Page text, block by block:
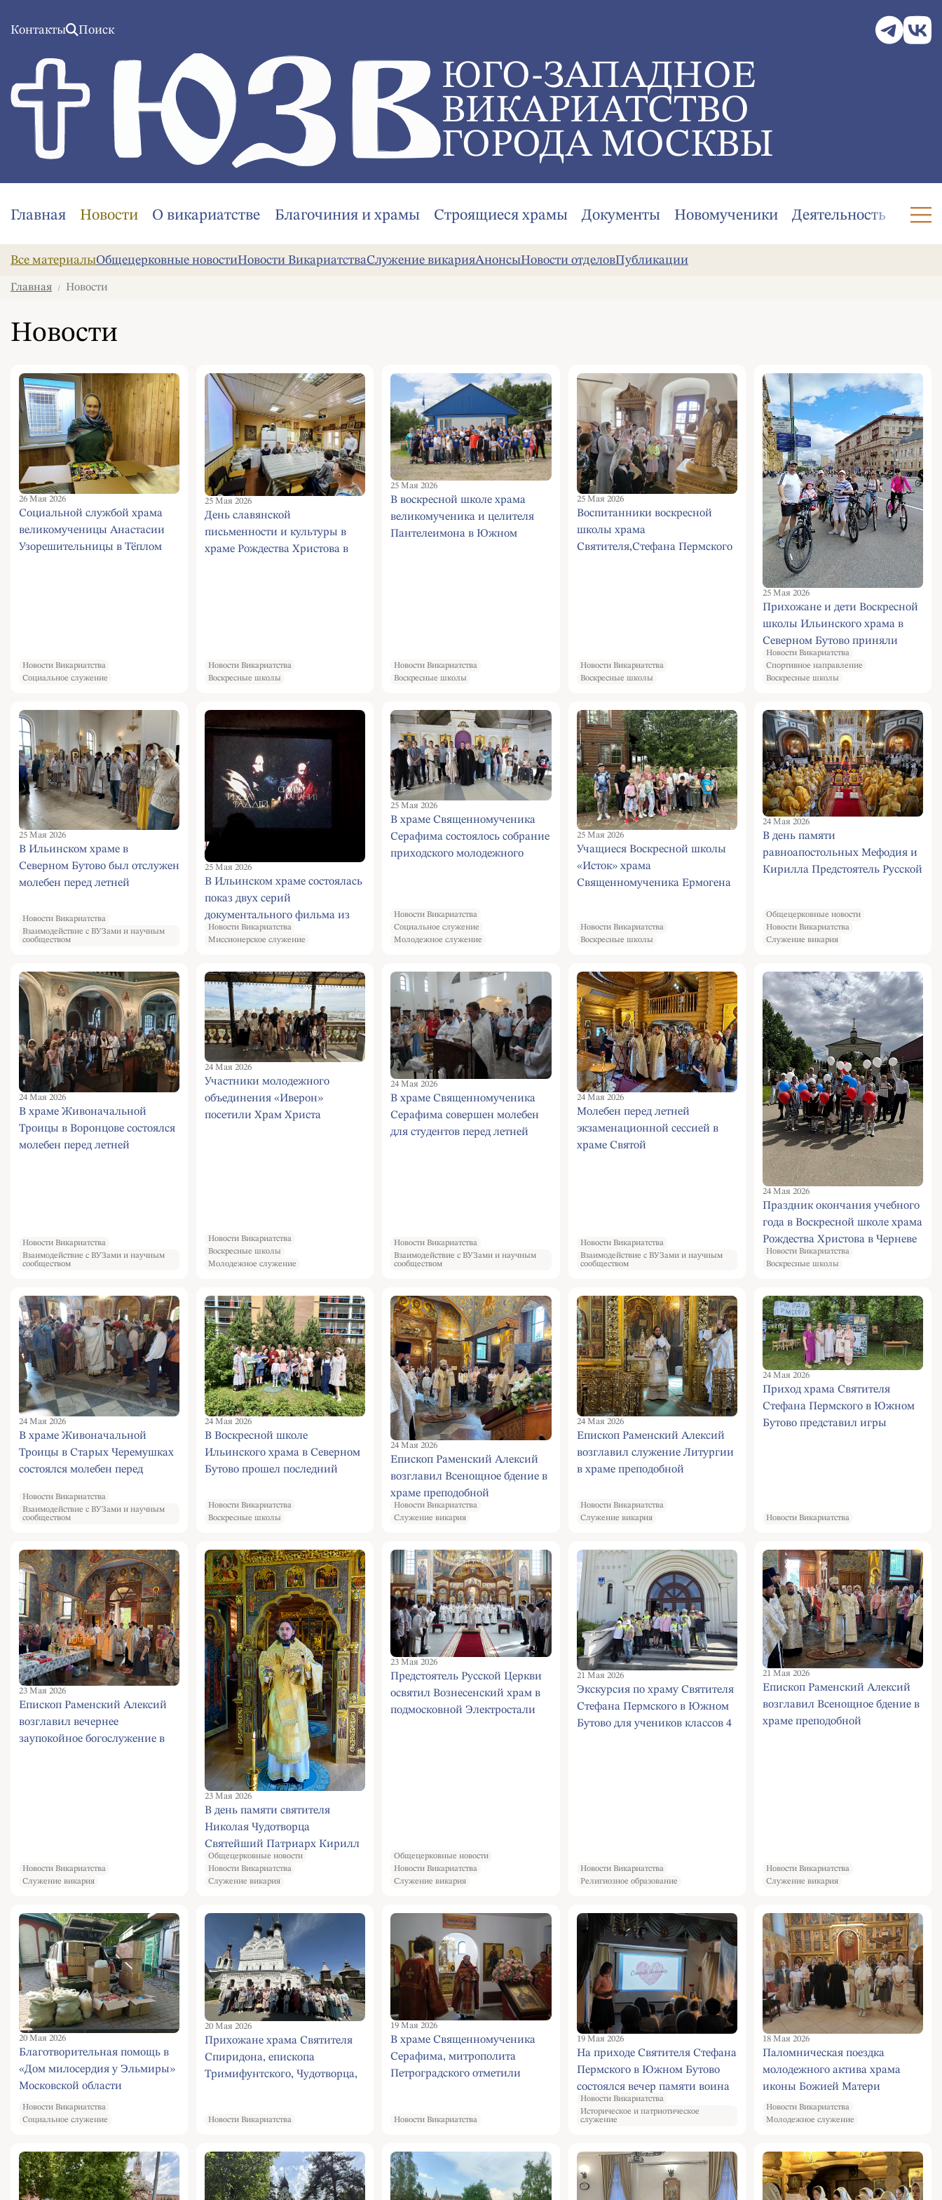
Контакты Поиск
ЮГО-ЗАПАДНОЕ
ВИКАРИАТСТВО
ГОРОДА МОСКВЫ
Главная Новости О викариатстве Благочиния и храмы Строящиеся храмы Документы Новомученики Деятельность
Все материалыОбщецерковные новостиНовости ВикариатстваСлужение викарияАнонсыНовости отделовПубликации
Главная / Новости
Новости
26 Мая 2026
Социальной службой храма
великомученицы Анастасии
Узорешительницы в Тёплом
Новости Викариатства
Социальное служение
25 Мая 2026
День славянской
письменности и культуры в
храме Рождества Христова в
Новости Викариатства
Воскресные школы
25 Мая 2026
В воскресной школе храма
великомученика и целителя
Пантелеимона в Южном
Новости Викариатства
Воскресные школы
25 Мая 2026
Воспитанники воскресной
школы храма
Святителя,Стефана Пермского
Новости Викариатства
Воскресные школы
25 Мая 2026
Прихожане и дети Воскресной
школы Ильинского храма в
Северном Бутово приняли
участие в Весеннем
Велофестивале.
Новости Викариатства
Спортивное направление
Воскресные школы
25 Мая 2026
В Ильинском храме в
Северном Бутово был отслужен
молебен перед летней
Новости Викариатства
Взаимодействие с ВУЗами и научным
сообществом
25 Мая 2026
В Ильинском храме состоялась
показ двух серий
документального фильма из
цикла Апостолы.
Новости Викариатства
Миссионерское служение
25 Мая 2026
В храме Священномученика
Серафима состоялось собрание
приходского молодежного
письменности и культуры.
Помощь СВО от молодежи
Новости Викариатства
Социальное служение
Молодежное служение
25 Мая 2026
Учащиеся Воскресной школы
«Исток» храма
Священномученика Ермогена
Подмосковье в контактную
Новости Викариатства
Воскресные школы
24 Мая 2026
В день памяти
равноапостольных Мефодия и
Кирилла Предстоятель Русской
Общецерковные новости
Новости Викариатства
Служение викария
24 Мая 2026
В храме Живоначальной
Троицы в Воронцове состоялся
молебен перед летней
Новости Викариатства
Взаимодействие с ВУЗами и научным
сообществом
24 Мая 2026
Участники молодежного
объединения «Иверон»
посетили Храм Христа
Новости Викариатства
Воскресные школы
Молодежное служение
24 Мая 2026
В храме Священномученика
Серафима совершен молебен
для студентов перед летней
Новости Викариатства
Взаимодействие с ВУЗами и научным
сообществом
24 Мая 2026
Молебен перед летней
экзаменационной сессией в
храме Святой
Новости Викариатства
Взаимодействие с ВУЗами и научным
сообществом
24 Мая 2026
Праздник окончания учебного
года в Воскресной школе храма
Рождества Христова в Черневе
Новости Викариатства
Воскресные школы
24 Мая 2026
В храме Живоначальной
Троицы в Старых Черемушках
состоялся молебен перед
Новости Викариатства
Взаимодействие с ВУЗами и научным
сообществом
24 Мая 2026
В Воскресной школе
Ильинского храма в Северном
Бутово прошел последний
Новости Викариатства
Воскресные школы
24 Мая 2026
Епископ Раменский Алексий
возглавил Всенощное бдение в
храме преподобной
Евфросинии Московской
Новости Викариатства
Служение викария
24 Мая 2026
Епископ Раменский Алексий
возглавил служение Литургии
в храме преподобной
Троицкую родительскую
субботу
Новости Викариатства
Служение викария
24 Мая 2026
Приход храма Святителя
Стефана Пермского в Южном
Бутово представил игры
Новости Викариатства
23 Мая 2026
Епископ Раменский Алексий
возглавил вечернее
заупокойное богослужение в
Новости Викариатства
Служение викария
23 Мая 2026
В день памяти святителя
Николая Чудотворца
Святейший Патриарх Кирилл
молился за Литургией в
Александро-Невском скиту
Общецерковные новости
Новости Викариатства
Служение викария
23 Мая 2026
Предстоятель Русской Церкви
освятил Вознесенский храм в
подмосковной Электростали
Общецерковные новости
Новости Викариатства
Служение викария
21 Мая 2026
Экскурсия по храму Святителя
Стефана Пермского в Южном
Бутово для учеников классов 4
Новости Викариатства
Религиозное образование
21 Мая 2026
Епископ Раменский Алексий
возглавил Всенощное бдение в
храме преподобной
Новости Викариатства
Служение викария
20 Мая 2026
Благотворительная помощь в
«Дом милосердия у Эльмиры»
Московской области
Новости Викариатства
Социальное служение
20 Мая 2026
Прихожане храма Святителя
Спиридона, епископа
Тримифунтского, Чудотворца,
Муром и Дивеевскую обитель
Новости Викариатства
19 Мая 2026
В храме Священномученика
Серафима, митрополита
Петроградского отметили
Новости Викариатства
19 Мая 2026
На приходе Святителя Стефана
Пермского в Южном Бутово
состоялся вечер памяти воина
Евгения Родионова,
приуроченный к 30 годовщине
Новости Викариатства
Историческое и патриотическое
служение
18 Мая 2026
Паломническая поездка
молодежного актива храма
иконы Божией Матери
«Умягчение злых сердец» в
Конькове в храм Софии
Средних Садовниках
Новости Викариатства
Молодежное служение